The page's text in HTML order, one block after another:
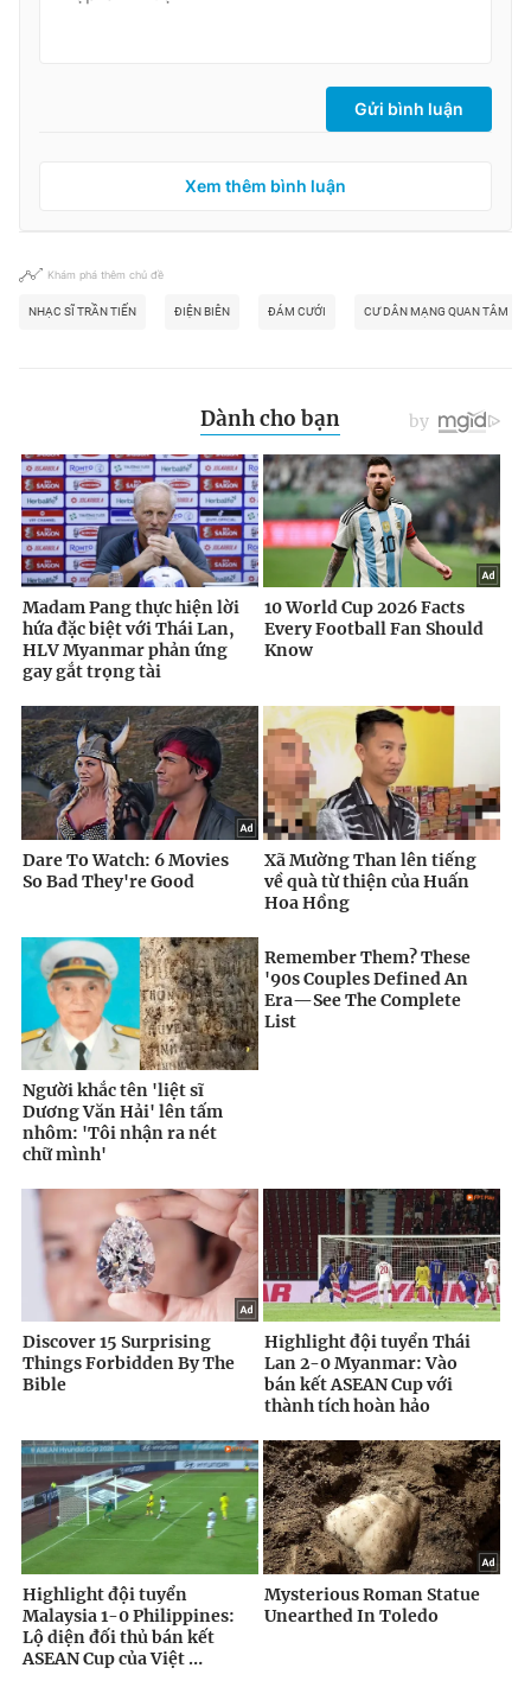
Gửi bình luận
Xem thêm bình luận
Khám phá thêm chủ đề
NHẠC SĨ TRẦN TIẾN ĐIỆN BIÊN ĐÁM CƯỚI CƯ DÂN MẠNG QUAN TÂM